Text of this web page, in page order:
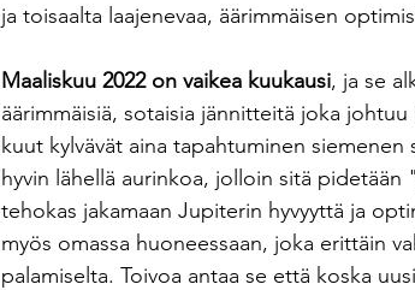
ja toisaalta laajenevaa, äärimmäisen
Maaliskuu 2022 on vaikea kuukausi, ja se
äärimmäisiä, sotaisia jännitteitä joka johtuu
kuut kylvävät aina tapahtuminen
hyvin lähellä aurinkoa, jolloin sitä
tehokas jakamaan Jupiterin hyvyyttä ja
myös omassa huoneessaan, joka erittäin
palamiselta. Toivoa antaa se että koska